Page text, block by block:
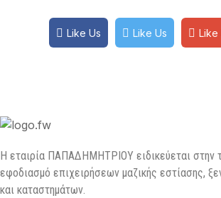
Like Us Like Us Like
H εταιρία ΠΑΠΑΔΗΜΗΤΡΙΟΥ ειδικεύεται στην
εφοδιασμό επιχειρήσεων µαζικής εστίασης,
και καταστημάτων.